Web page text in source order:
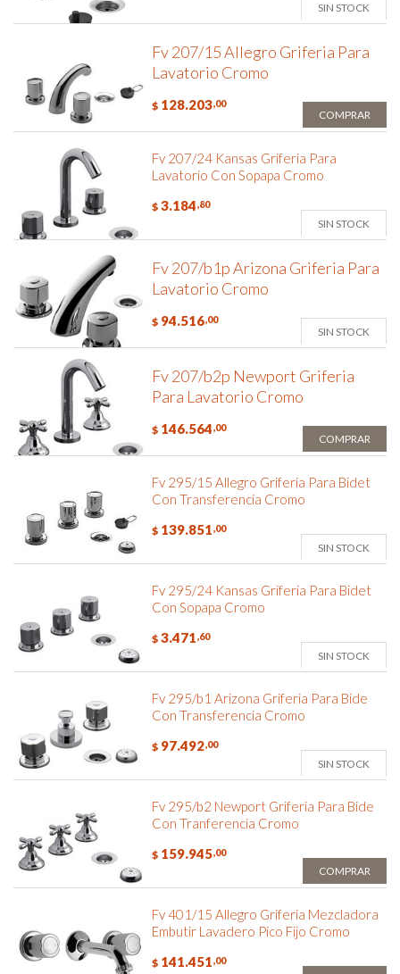
SIN STOCK
Fv 207/15 Allegro Griferia Para
Lavatorio Cromo
$ 128.203,00
COMPRAR
Fv 207/24 Kansas Griferia Para
Lavatorio Con Sopapa Cromo
$ 3.184,80
SIN STOCK
Fv 207/b1p Arizona Griferia Para
Lavatorio Cromo
$ 94.516,00
SIN STOCK
Fv 207/b2p Newport Griferia
Para Lavatorio Cromo
$ 146.564,00
COMPRAR
Fv 295/15 Allegro Griferia Para Bidet
Con Transferencia Cromo
$ 139.851,00
SIN STOCK
Fv 295/24 Kansas Griferia Para Bidet
Con Sopapa Cromo
$ 3.471,60
SIN STOCK
Fv 295/b1 Arizona Griferia Para Bide
Con Transferencia Cromo
$ 97.492,00
SIN STOCK
Fv 295/b2 Newport Griferia Para Bide
Con Tranferencia Cromo
$ 159.945,00
COMPRAR
Fv 401/15 Allegro Griferia Mezcladora
Embutir Lavadero Pico Fijo Cromo
$ 141.451,00